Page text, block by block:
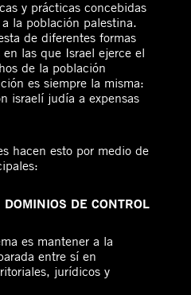
y prácticas concebidas
la población palestina.
de diferentes formas
las que Israel ejerce el
de la población
es siempre la misma:
israelí judía a expensas
hacen esto por medio de
DE CONTROL
es mantener a la
entre sí en
jurídicos y